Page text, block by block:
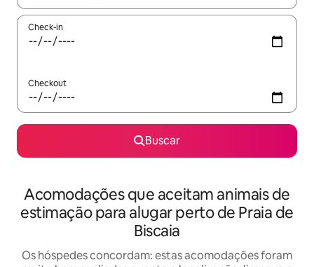
Check-in
Checkout
Buscar
Acomodações que aceitam animais de
estimação para alugar perto de Praia de
Biscaia
Os hóspedes concordam: estas acomodações foram